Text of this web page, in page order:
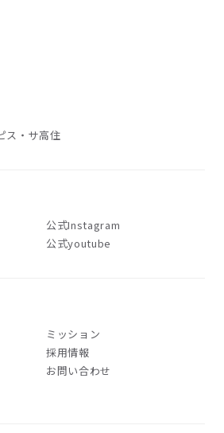
ス・サ高住
公式Instagram
公式youtube
ミッション
採用情報
お問い合わせ